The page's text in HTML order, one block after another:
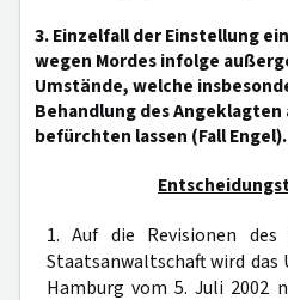
3. Einzelfall der Einstellung
wegen Mordes infolge
Umstände, welche
Behandlung des Angeklagten
befürchten lassen (Fall
1. Auf die Revisionen
Staatsanwaltschaft wird das
Hamburg vom 5. Juli 2002